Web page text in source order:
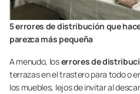
5 errores de distribución que
parezca más pequeña
A menudo, loserrores de
terrazas en el trastero para todo o
los muebles, lejos de invitar al